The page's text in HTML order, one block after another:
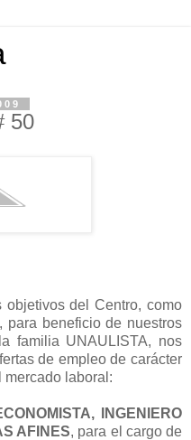
50
del Centro, como
para beneficio de nuestros
familia UNAULISTA, nos
de empleo de carácter
mercado laboral:
INGENIERO
AFINES, para el cargo de